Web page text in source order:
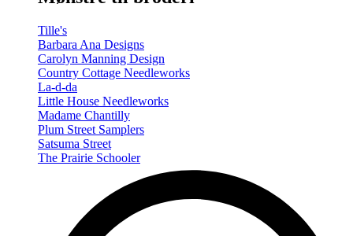
Tille's
Barbara Ana Designs
Carolyn Manning Design
Country Cottage Needleworks
La-d-da
Little House Needleworks
Madame Chantilly
Plum Street Samplers
Satsuma Street
The Prairie Schooler